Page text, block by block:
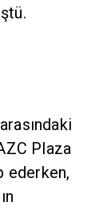
Plaza
ederken,